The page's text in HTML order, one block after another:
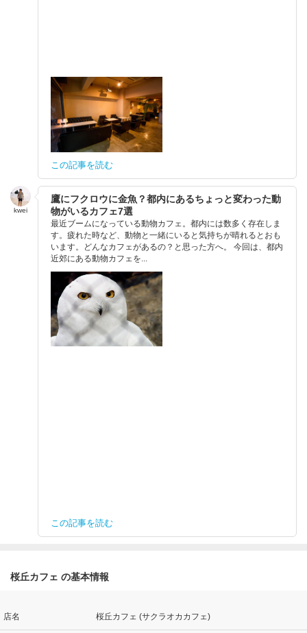
この記事を読む
kwei
鷹にフクロウに金魚？都内にあるちょっと変わった動
物がいるカフェ7選
最近ブームになっている動物カフェ。都内には数多く存在しま
す。疲れた時など、動物と一緒にいると気持ちが晴れるとおも
います。どんなカフェがあるの？と思った方へ。 今回は、都内
近郊にある動物カフェを...
この記事を読む
桜丘カフェ の基本情報
店名 桜丘カフェ (サクラオカカフェ)